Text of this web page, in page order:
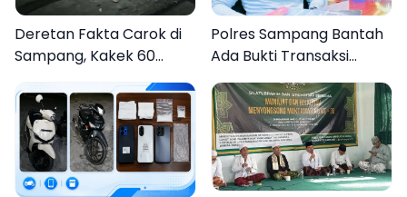
Deretan Fakta Carok di
Sampang, Kakek 60
Tahun Duel Melawan 2
Pria
Polres Sampang Bantah
Ada Bukti Transaksi
dalam Kasus Rudapaksa
Anak 27 Tersangka